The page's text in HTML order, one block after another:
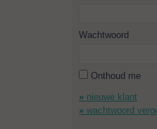
Wachtwoord
Onthoud me
nieuwe klant
wachtwoord